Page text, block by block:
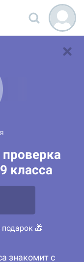
класса
подарок 🎁
знакомит с